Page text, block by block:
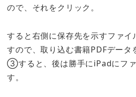
ので、それをクリック。
すると右側に保存先を示すファイ
すので、取り込む書籍PDFデー
③すると、後は勝手にiPadにファ
す。